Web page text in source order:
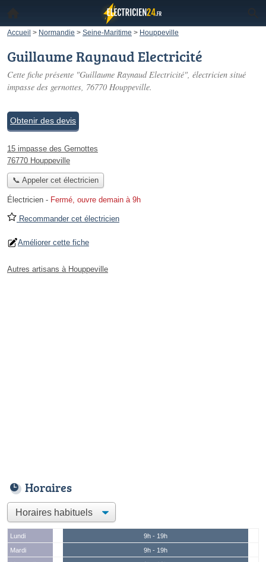
Accueil > Normandie > Seine-Maritime > Houppeville
Guillaume Raynaud Electricité
Cette fiche présente "Guillaume Raynaud Electricité", électricien situé
impasse des gernottes, 76770 Houppeville.
Obtenir des devis
15 impasse des Gernottes
76770 Houppeville
📞 Appeler cet électricien
Électricien - Fermé, ouvre demain à 9h
Recommander cet électricien
Améliorer cette fiche
Autres artisans à Houppeville
Horaires
Lundi
9h - 19h
Mardi
9h - 19h